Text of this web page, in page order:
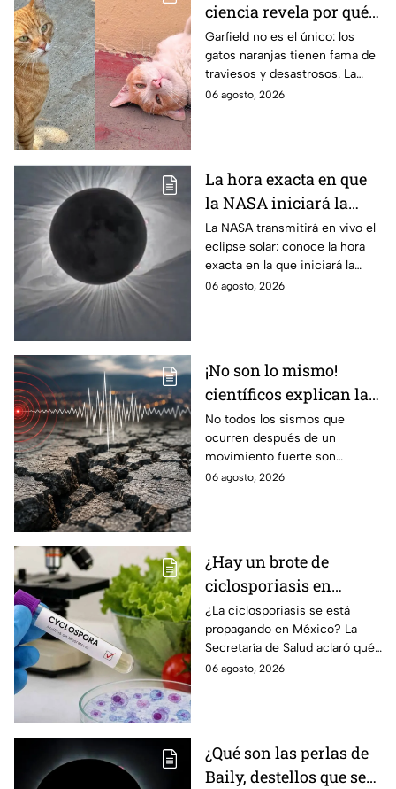
ciencia revela por qué
los gatos naranjas
tienen tanta fama de
hacer "desastres"
Garfield no es el único: los
gatos naranjas tienen fama de
traviesos y desastrosos. La
ciencia explica qué hay detrás
06 agosto, 2026
La hora exacta en que
la NASA iniciará la
transmisión en vivo
del eclipse solar
La NASA transmitirá en vivo el
eclipse solar: conoce la hora
exacta en la que iniciará la
cobertura para no perderte de
06 agosto, 2026
¡No son lo mismo!
científicos explican las
diferencias entre
enjambre sísmico y
réplicas
No todos los sismos que
ocurren después de un
movimiento fuerte son
réplicas. Científicos explican
06 agosto, 2026
¿Hay un brote de
ciclosporiasis en
México? Salud rompe
el silencio tras 33 casos
detectados
¿La ciclosporiasis se está
propagando en México? La
Secretaría de Salud aclaró qué
ocurre tras la detección de 33
06 agosto, 2026
¿Qué son las perlas de
Baily, destellos que se